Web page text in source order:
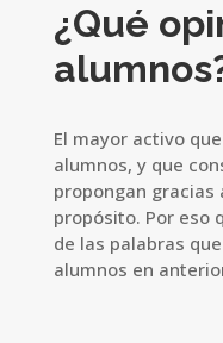
¿Qué
El mayor activo
alumnos, y que
propongan
propósito. Por eso
de las palabras
alumnos en